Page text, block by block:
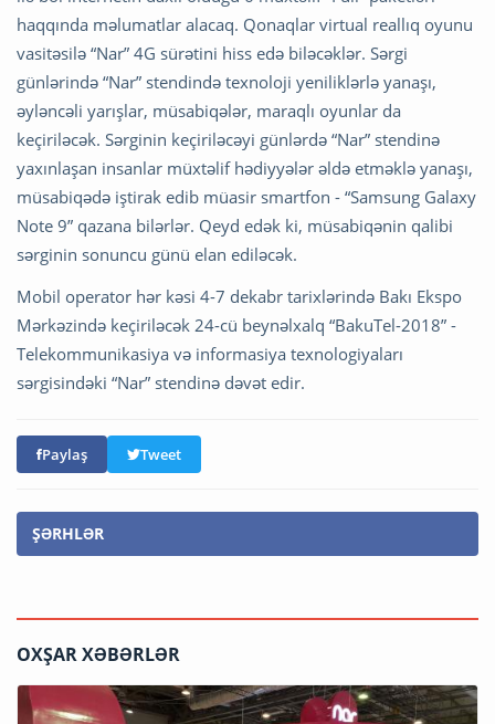
haqqında məlumatlar alacaq. Qonaqlar virtual reallıq oyunu
vasitəsilə “Nar” 4G sürətini hiss edə biləcəklər. Sərgi
günlərində “Nar” stendində texnoloji yeniliklərlə yanaşı,
əyləncəli yarışlar, müsabiqələr, maraqlı oyunlar da
keçiriləcək. Sərginin keçiriləcəyi günlərdə “Nar” stendinə
yaxınlaşan insanlar müxtəlif hədiyyələr əldə etməklə yanaşı,
müsabiqədə iştirak edib müasir smartfon - “Samsung Galaxy
Note 9” qazana bilərlər. Qeyd edək ki, müsabiqənin qalibi
sərginin sonuncu günü elan ediləcək.
Mobil operator hər kəsi 4-7 dekabr tarixlərində Bakı Ekspo
Mərkəzində keçiriləcək 24-cü beynəlxalq “BakuTel-2018” -
Telekommunikasiya və informasiya texnologiyaları
sərgisindəki “Nar” stendinə dəvət edir.
Paylaş Tweet
ŞƏRHLƏR
OXŞAR XƏBƏRLƏR